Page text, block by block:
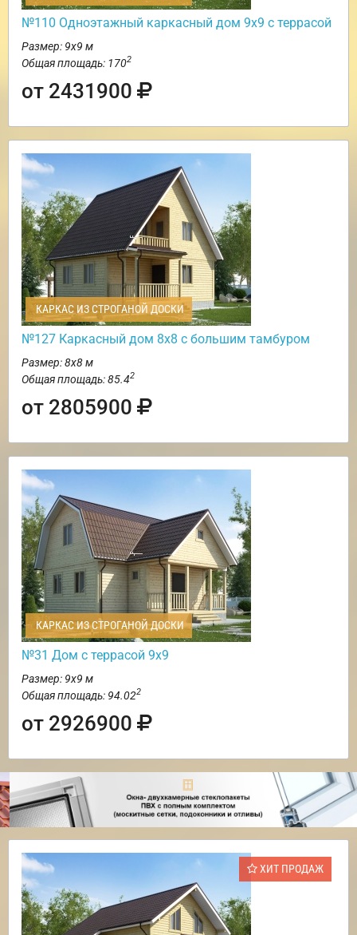
№110 Одноэтажный каркасный дом 9х9 с террасой
Размер: 9х9 м
Общая площадь: 1702
от 2431900
КАРКАС ИЗ СТРОГАНОЙ ДОСКИ
№127 Каркасный дом 8х8 с большим тамбуром
Размер: 8х8 м
Общая площадь: 85.42
от 2805900
КАРКАС ИЗ СТРОГАНОЙ ДОСКИ
№31 Дом с террасой 9х9
Размер: 9х9 м
Общая площадь: 94.022
от 2926900
ХИТ ПРОДАЖ